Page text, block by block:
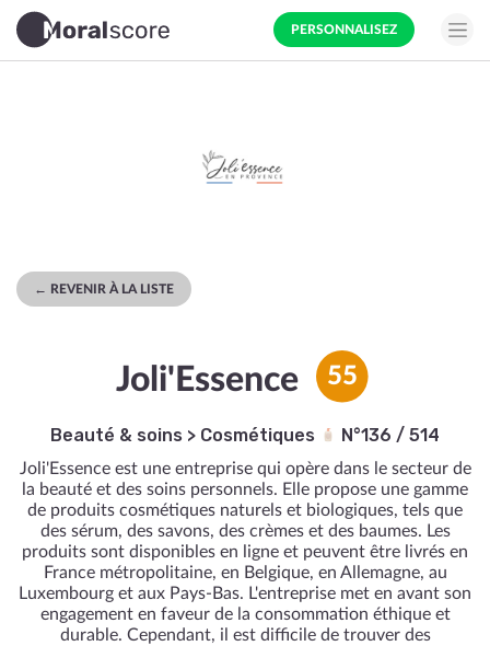
PERSONNALISEZ
← REVENIR À LA LISTE
Joli'Essence 55
Beauté & soins > Cosmétiques N°136 / 514
Joli'Essence est une entreprise qui opère dans le secteur de
la beauté et des soins personnels. Elle propose une gamme
de produits cosmétiques naturels et biologiques, tels que
des sérum, des savons, des crèmes et des baumes. Les
produits sont disponibles en ligne et peuvent être livrés en
France métropolitaine, en Belgique, en Allemagne, au
Luxembourg et aux Pays-Bas. L'entreprise met en avant son
engagement en faveur de la consommation éthique et
durable. Cependant, il est difficile de trouver des